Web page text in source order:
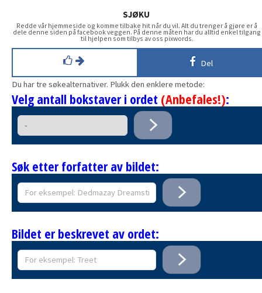
SJØKU
Redde vår hjemmeside og komme tilbake hit når du vil. Alt du trenger å gjøre er å
dele denne siden på facebook veggen. På denne måten har du alltid enkel tilgang
til hjelpen som tilbys av oss pixwords.
Del
Du har tre søkealternativer. Plukk den enklere metode:
Velg antall bokstaver i ordet (Anbefales!):
Søk etter forfatter av bildet:
Bildet er beskrevet av ordet: